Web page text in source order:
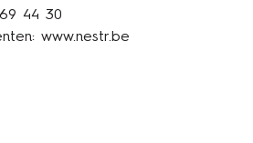
44 30
www.nestr.be